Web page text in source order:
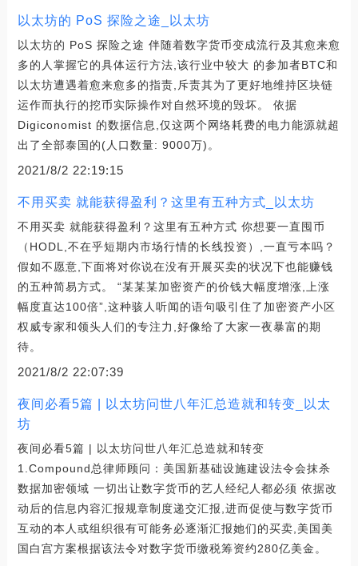
以太坊的 PoS 探险之途_以太坊
以太坊的 PoS 探险之途 伴随着数字货币变成流行及其愈来愈
多的人掌握它的具体运行方法,该行业中较大 的参加者BTC和
以太坊遭遇着愈来愈多的指责,斥责其为了更好地维持区块链
运作而执行的挖币实际操作对自然环境的毁坏。 依据
Digiconomist 的数据信息,仅这两个网络耗费的电力能源就超
出了全部泰国的(人口数量: 9000万)。
2021/8/2 22:19:15
不用买卖 就能获得盈利？这里有五种方式_以太坊
不用买卖 就能获得盈利？这里有五种方式 你想要一直囤币
（HODL,不在乎短期内市场行情的长线投资）,一直亏本吗？
假如不愿意,下面将对你说在没有开展买卖的状况下也能赚钱
的五种简易方式。 “某某某加密资产的价钱大幅度增涨,上涨
幅度直达100倍”,这种骇人听闻的语句吸引住了加密资产小区
权威专家和领头人们的专注力,好像给了大家一夜暴富的期
待。
2021/8/2 22:07:39
夜间必看5篇 | 以太坊问世八年汇总造就和转变_以太
坊
夜间必看5篇 | 以太坊问世八年汇总造就和转变
1.Compound总律师顾问：美国新基础设施建设法令会抹杀
数据加密领域 一切出让数字货币的艺人经纪人都必须 依据改
动后的信息内容汇报规章制度递交汇报,进而促使与数字货币
互动的本人或组织很有可能务必逐渐汇报她们的买卖,美国美
国白宫方案根据该法令对数字货币缴税筹资约280亿美金。